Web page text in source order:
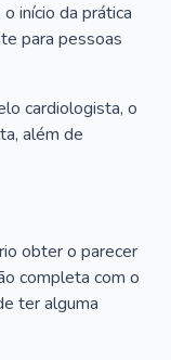
início da prática
para pessoas
cardiologista, o
além de
obter o parecer
completa com o
ter alguma